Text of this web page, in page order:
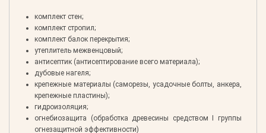
комплект стен;
комплект стропил;
комплект балок перекрытия;
утеплитель межвенцовый;
антисептик (антисептирование всего материала);
дубовые нагеля;
крепежные материалы (саморезы, усадочные болты, анкера,
крепежные пластины);
гидроизоляция;
огнебиозащита (обработка древесины средством I группы
огнезащитной эффективности)